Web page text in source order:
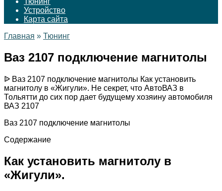
Устройство
Карта сайта
Главная » Тюнинг
Ваз 2107 подключение магнитолы
ᐉ Ваз 2107 подключение магнитолы Как установить
магнитолу в «Жигули». Не секрет, что АвтоВАЗ в
Тольятти до сих пор дает будущему хозяину автомобиля
ВАЗ 2107
Ваз 2107 подключение магнитолы
Содержание
Как установить магнитолу в
«Жигули».